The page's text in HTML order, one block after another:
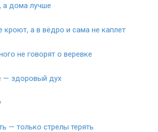
а дома лучше
а в вёдро и сама не каплет
не говорят о веревке
— здоровый дух
— только стрелы терять